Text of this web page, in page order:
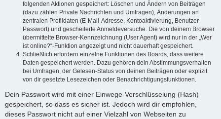
folgenden Aktionen gespeichert: Löschen und Ändern von Beiträgen
(dazu zählen Private Nachrichten und Umfragen), Änderungen an
zentralen Profildaten (E-Mail-Adresse, Kontoaktivierung, Benutzer-
Passwort) und gescheiterte Anmeldeversuche. Die von deinem Browser
übermittelte Browser-Kennzeichnung (User Agent) wird nur in der „Wer
ist online?“-Funktion angezeigt und nicht dauerhaft gespeichert.
Schließlich erfordern einzelne Funktionen des Boards, dass weitere
Daten gespeichert werden. Dazu gehören dein Abstimmungsverhalten
bei Umfragen, der Gelesen-Status von deinen Beiträgen oder explizit
von dir gesetzte Lesezeichen oder Benachrichtigungsfunktionen.
Dein Passwort wird mit einer Einwege-Verschlüsselung (Hash)
gespeichert, so dass es sicher ist. Jedoch wird dir empfohlen,
dieses Passwort nicht auf einer Vielzahl von Webseiten zu